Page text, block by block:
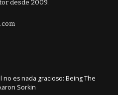
desde 2009.
no es nada gracioso: Being The
Sorkin